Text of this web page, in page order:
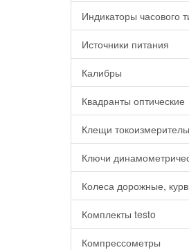
Индикаторы часового
Источники питания
Калибры
Квадранты оптические
Клещи
Ключи
Колеса дорожные,
Комплекты testo
Компрессометры